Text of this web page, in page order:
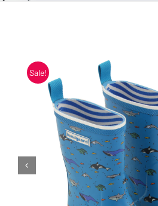
Blogi
Kontakt
Sale!